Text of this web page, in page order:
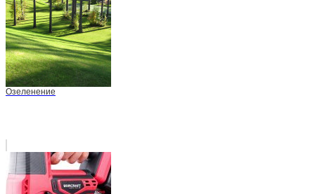
Озеленение